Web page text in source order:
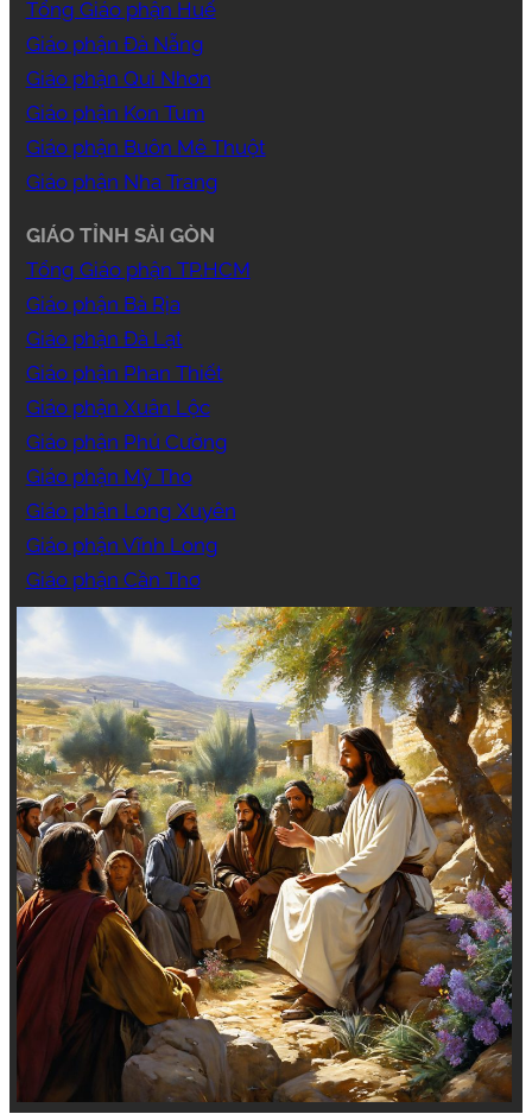
Tổng Giáo phận Huế
Giáo phận Đà Nẵng
Giáo phận Qui Nhơn
Giáo phận Kon Tum
Giáo phận Buôn Mê Thuột
Giáo phận Nha Trang
GIÁO TỈNH SÀI GÒN
Tổng Giáo phận TP.HCM
Giáo phận Bà Rịa
Giáo phận Đà Lạt
Giáo phận Phan Thiết
Giáo phận Xuân Lộc
Giáo phận Phú Cường
Giáo phận Mỹ Tho
Giáo phận Long Xuyên
Giáo phận Vĩnh Long
Giáo phận Cần Thơ